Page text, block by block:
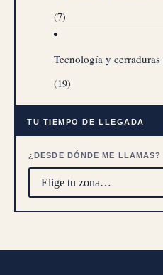
(7)
Tecnología y
(19)
TU TIEMPO DE LLEGADA
¿DESDE DÓNDE ME LLAMAS?